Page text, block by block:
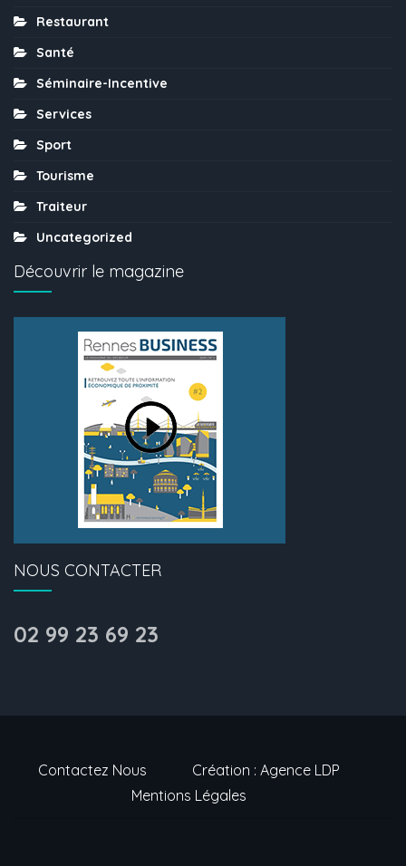
Restaurant
Santé
Séminaire-Incentive
Services
Sport
Tourisme
Traiteur
Uncategorized
Découvrir le magazine
NOUS CONTACTER
02 99 23 69 23
Contactez Nous
Création : Agence LDP
Mentions Légales